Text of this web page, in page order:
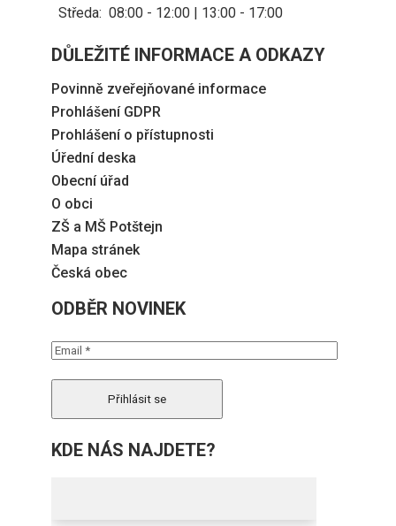
Středa: 08:00 - 12:00 | 13:00 - 17:00
DŮLEŽITÉ INFORMACE A ODKAZY
Povinně zveřejňované informace
Prohlášení GDPR
Prohlášení o přístupnosti
Úřední deska
Obecní úřad
O obci
ZŠ a MŠ Potštejn
Mapa stránek
Česká obec
ODBĚR NOVINEK
KDE NÁS NAJDETE?